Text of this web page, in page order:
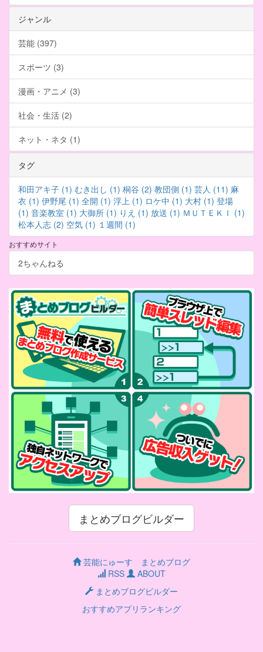
ジャンル
芸能 (397)
スポーツ (3)
漫画・アニメ (3)
社会・生活 (2)
ネット・ネタ (1)
タグ
和田アキ子 (1) むき出し (1) 桐谷 (2) 教団側 (1) 芸人 (11) 麻
衣 (1) 伊野尾 (1) 全開 (1) 浮上 (1) ロケ中 (1) 大村 (1) 登場
(1) 音楽教室 (1) 大御所 (1) りえ (1) 放送 (1) ＭＵＴＥＫＩ (1)
松本人志 (2) 空気 (1) １週間 (1)
おすすめサイト
2ちゃんねる
まとめブログビルダー
芸能にゅーす まとめブログ
RSS
ABOUT
まとめブログビルダー
おすすめアプリランキング